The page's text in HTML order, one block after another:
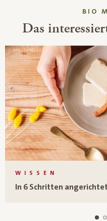
BIO
Das
WISSEN
In 6 Schritten